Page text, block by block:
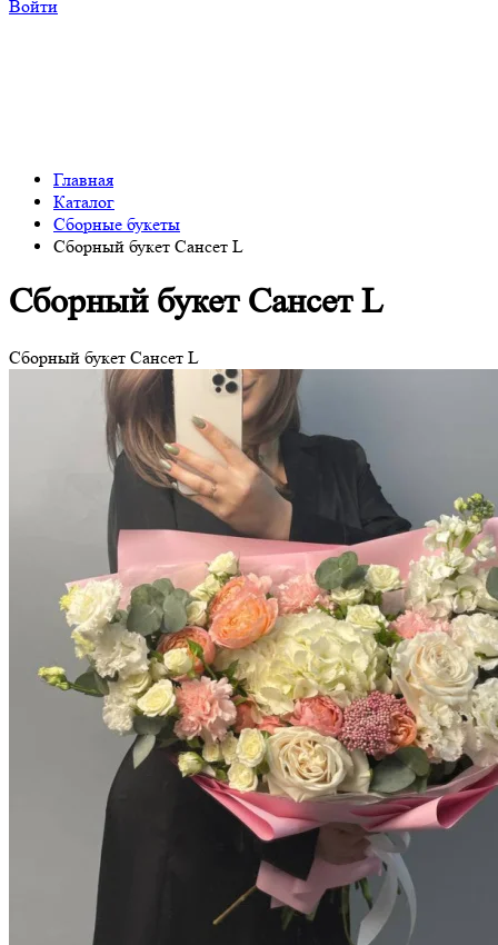
Войти
Главная
Каталог
Сборные букеты
Сборный букет Сансет L
Сборный букет Сансет L
Сборный букет Сансет L